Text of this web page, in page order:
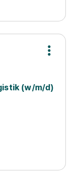
(w/m/d)